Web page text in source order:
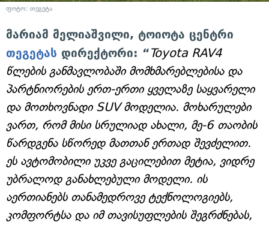
ფოტო: თეგეტა
მარიამ მელიაშვილი, ტოიოტა ცენტრი
თეგეტას დირექტორი: “Toyota RAV4
წლების განმავლობაში მომხმარებლებისა და
პარტნიორების ერთ-ერთი ყველაზე საყვარელი
და მოთხოვნადი SUV მოდელია. მოხარულები
ვართ, რომ მისი სრულიად ახალი, მე-6 თაობის
წარდგენა სწორედ მათთან ერთად შევძელით.
ეს ავტომობილი უკვე გაცილებით მეტია, ვიდრე
უბრალოდ განახლებული მოდელი. ის
აერთიანებს თანამედროვე ტექნოლოგიებს,
კომფორტსა და იმ თავისუფლების შეგრძნებას,